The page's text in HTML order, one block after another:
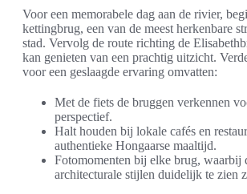
Voor een memorabele dag aan de rivier,
kettingbrug, een van de meest herkenbare
stad. Vervolg de route richting de
kan genieten van een prachtig uitzicht.
voor een geslaagde ervaring omvatten:
Met de fiets de bruggen verkennen
perspectief.
Halt houden bij lokale cafés en
authentieke Hongaarse maaltijd.
Fotomomenten bij elke brug, waarbij
architecturale stijlen duidelijk te zien